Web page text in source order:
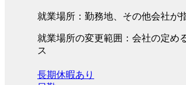
就業場所：勤務地、その他会社が
就業場所の変更範囲：会社の定め
ス
長期休暇あり